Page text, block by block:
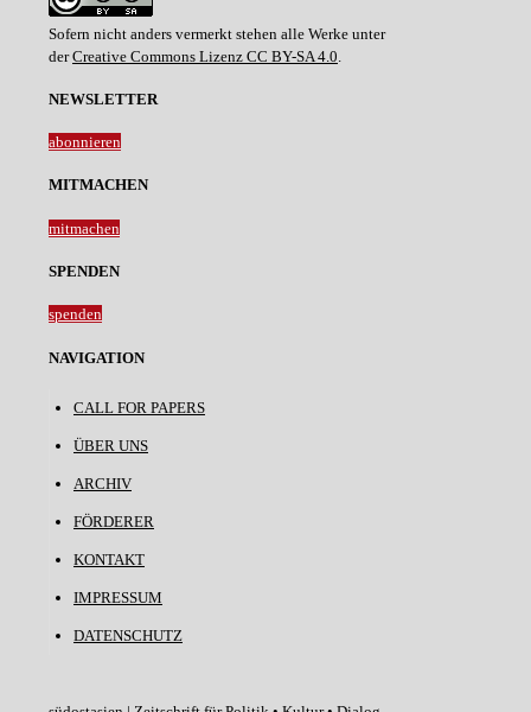
Sofern nicht anders vermerkt stehen alle Werke unter
derCreative Commons Lizenz CC BY-SA 4.0
NEWSLETTER
abonnieren
MITMACHEN
mitmachen
SPENDEN
spenden
NAVIGATION
CALL FOR PAPERS
ÜBER UNS
ARCHIV
FÖRDERER
KONTAKT
IMPRESSUM
DATENSCHUTZ